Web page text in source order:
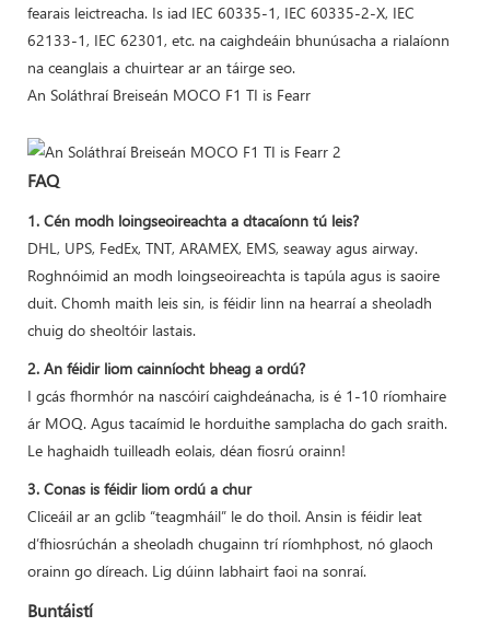
fearais leictreacha. Is iad IEC 60335-1, IEC 60335-2-X, IEC
62133-1, IEC 62301, etc. na caighdeáin bhunúsacha a rialaíonn
na ceanglais a chuirtear ar an táirge seo.
An Soláthraí Breiseán MOCO F1 TI is Fearr
FAQ
1. Cén modh loingseoireachta a dtacaíonn tú leis?
DHL, UPS, FedEx, TNT, ARAMEX, EMS, seaway agus airway.
Roghnóimid an modh loingseoireachta is tapúla agus is saoire
duit. Chomh maith leis sin, is féidir linn na hearraí a sheoladh
chuig do sheoltóir lastais.
2. An féidir liom cainníocht bheag a ordú?
I gcás fhormhór na nascóirí caighdeánacha, is é 1-10 ríomhaire
ár MOQ. Agus tacaímid le horduithe samplacha do gach sraith.
Le haghaidh tuilleadh eolais, déan fiosrú orainn!
3. Conas is féidir liom ordú a chur
Cliceáil ar an gclib “teagmháil” le do thoil. Ansin is féidir leat
d’fhiosrúchán a sheoladh chugainn trí ríomhphost, nó glaoch
orainn go díreach. Lig dúinn labhairt faoi na sonraí.
Buntáistí